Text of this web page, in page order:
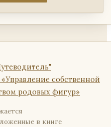
собственной
родовых фигур»
в книге